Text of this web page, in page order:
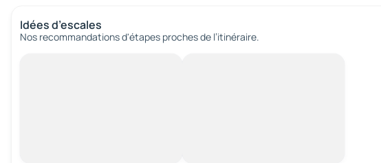
Idées d’escales
Nos recommandations d'étapes proches de l’itinéraire.